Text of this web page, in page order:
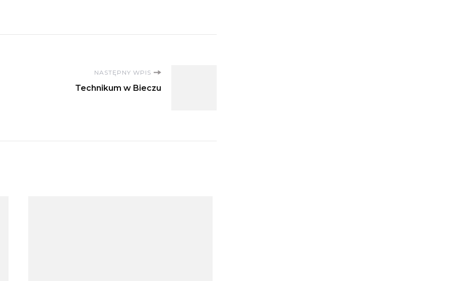
NASTĘPNY WPIS
Technikum w Bieczu